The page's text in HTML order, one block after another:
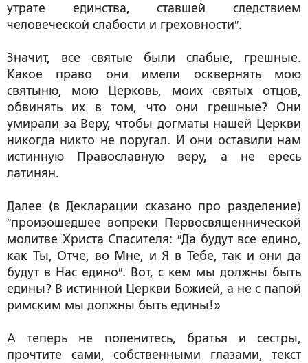
утрате единства, ставшей следствием
человеческой слабости и греховности″.
Значит, все святые были слабые, грешные.
Какое право они имели осквернять мою
святыню, мою Церковь, моих святых отцов,
обвинять их в том, что они грешные? Они
умирали за Веру, чтобы догматы нашей Церкви
никогда никто не поругал. И они оставили нам
истинную Православную веру, а не ересь
латинян.
Далее (в Декларации сказано про разделение)
″произошедшее вопреки Первосвященнической
молитве Христа Спасителя: ″Да будут все едино,
как Ты, Отче, во Мне, и Я в Тебе, так и они да
будут в Нас едино″. Вот, с кем мы должны быть
едины? В истинной Церкви Божией, а не с папой
римским мы должны быть едины!»
А теперь не поленитесь, братья и сестры,
прочтите сами, собственными глазами, текст